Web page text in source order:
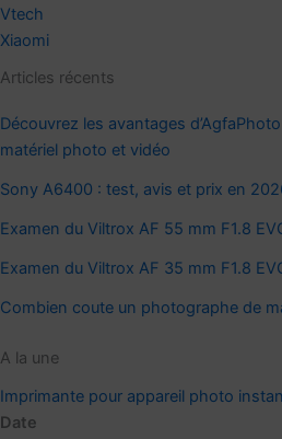
Vtech
Xiaomi
Articles récents
Découvrez les avantages
matériel photo et vidéo
Sony A6400 : test, avis et prix en
Examen du Viltrox AF 55 mm F1.8
Examen du Viltrox AF 35 mm F1.8
Combien coute un photographe de
A la une
Imprimante pour appareil photo
Date